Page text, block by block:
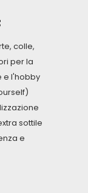
colle,
per la
e l'hobby
sottile
e